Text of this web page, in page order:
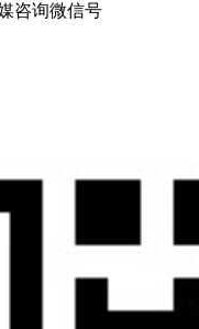
咨询微信号